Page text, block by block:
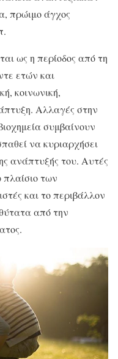
πρώιμο άγχος
ως η περίοδος από τη
ετών και
κοινωνική,
Αλλαγές στην
συμβαίνουν
να κυριαρχήσει
ανάπτυξής του. Αυτές
πλαίσιο των
και το περιβάλλον
από την